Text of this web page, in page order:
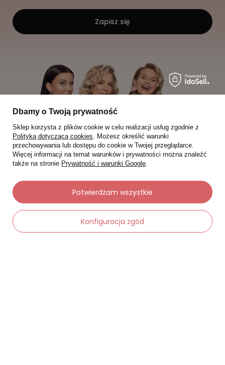
Zapisz się
Moje zamówienia
Status zamówienia
Dbamy o Twoją prywatność
Sklep korzysta z plików cookie w celu realizacji usług zgodnie z
Polityką dotyczącą cookies. Możesz określić warunki
przechowywania lub dostępu do cookie w Twojej przeglądarce.
Więcej informacji na temat warunków i prywatności można znaleźć
także na stronie Prywatność i warunki Google.
Konfiguracja zgód
Potwierdzam wszystkie